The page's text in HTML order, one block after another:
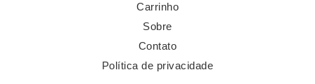
Carrinho
Sobre
Contato
Política de privacidade